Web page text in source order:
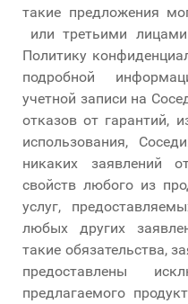
такие предложения
или третьими
Политику
подробной
учетной записи на
отказов от гарантий,
использования,
никаких заявлений
свойств любого из
услуг,
любых других
такие обязательства,
предоставлены
предлагаемого